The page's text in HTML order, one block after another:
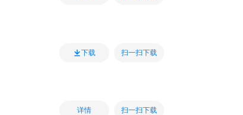
下载 扫一扫下载
详情 扫一扫下载